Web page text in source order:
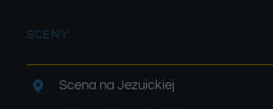
SCENY:
Scena na Jezuickiej